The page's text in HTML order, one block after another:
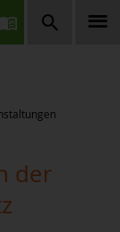
BluRays,
der